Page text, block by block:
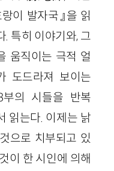
랑이 발자국』을 읽
. 특히 이야기와, 그
움직이는 극적 얼
도드라져 보이는
부의 시들을 반복
읽는다. 이제는 낡
으로 치부되고 있
이 한 시인에 의해